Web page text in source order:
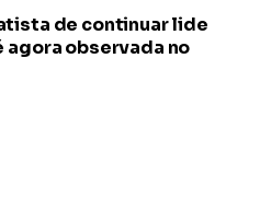
de continuar lide
agora observada no